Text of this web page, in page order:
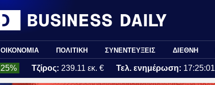
ΟΙΚΟΝΟΜΙΑ ΠΟΛΙΤΙΚΗ ΣΥΝΕΝΤΕΥΞΕΙΣ ΔΙΕΘΝΗ
Τζίρος: 239.11 εκ. € Τελ. ενημέρωση: 17:25:01